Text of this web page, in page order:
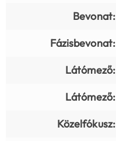
Bevonat:
Fázisbevonat:
Látómező:
Látómező:
Közelfókusz: